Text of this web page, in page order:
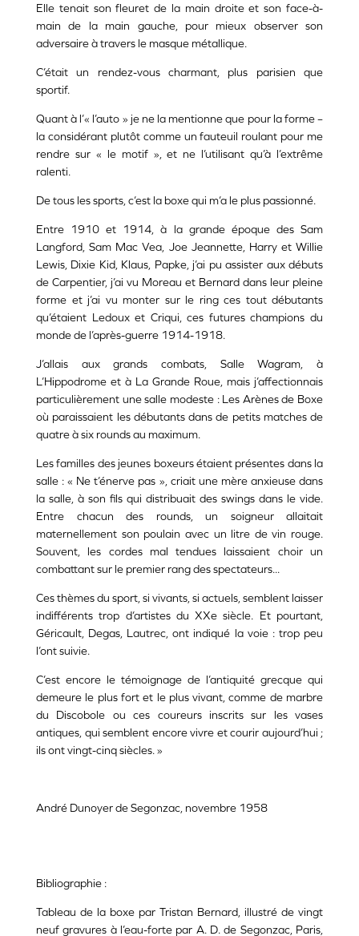
Elle tenait son fleuret de la main droite et son face-à-
main de la main gauche, pour mieux observer son
adversaire à travers le masque métallique.
C’était un rendez-vous charmant, plus parisien que
sportif.
Quant à l’« l’auto » je ne la mentionne que pour la forme –
la considérant plutôt comme un fauteuil roulant pour me
rendre sur « le motif », et ne l’utilisant qu’à l’extrême
ralenti.
De tous les sports, c’est la boxe qui m’a le plus passionné.
Entre 1910 et 1914, à la grande époque des Sam
Langford, Sam Mac Vea, Joe Jeannette, Harry et Willie
Lewis, Dixie Kid, Klaus, Papke, j’ai pu assister aux débuts
de Carpentier, j’ai vu Moreau et Bernard dans leur pleine
forme et j’ai vu monter sur le ring ces tout débutants
qu’étaient Ledoux et Criqui, ces futures champions du
monde de l’après-guerre 1914-1918.
J’allais aux grands combats, Salle Wagram, à
L’Hippodrome et à La Grande Roue, mais j’affectionnais
particulièrement une salle modeste : Les Arènes de Boxe
où paraissaient les débutants dans de petits matches de
quatre à six rounds au maximum.
Les familles des jeunes boxeurs étaient présentes dans la
salle : « Ne t’énerve pas », criait une mère anxieuse dans
la salle, à son fils qui distribuait des swings dans le vide.
Entre chacun des rounds, un soigneur allaitait
maternellement son poulain avec un litre de vin rouge.
Souvent, les cordes mal tendues laissaient choir un
combattant sur le premier rang des spectateurs...
Ces thèmes du sport, si vivants, si actuels, semblent laisser
indifférents trop d’artistes du XXe siècle. Et pourtant,
Géricault, Degas, Lautrec, ont indiqué la voie : trop peu
l’ont suivie.
C’est encore le témoignage de l’antiquité grecque qui
demeure le plus fort et le plus vivant, comme de marbre
du Discobole ou ces coureurs inscrits sur les vases
antiques, qui semblent encore vivre et courir aujourd’hui ;
ils ont vingt-cinq siècles. »
André Dunoyer de Segonzac, novembre 1958
Bibliographie :
Tableau de la boxe par Tristan Bernard, illustré de vingt
neuf gravures à l’eau-forte par A. D. de Segonzac, Paris,